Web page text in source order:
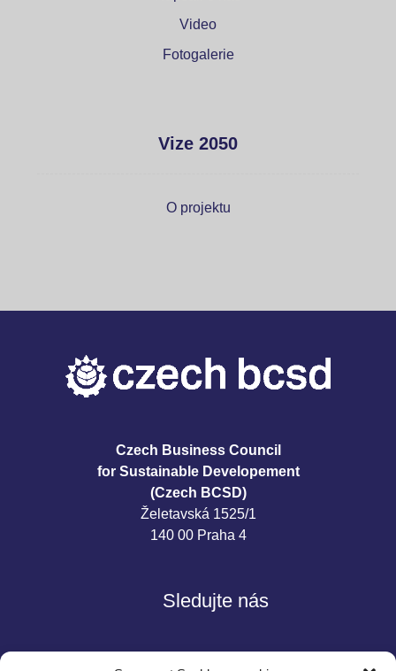
Video
Fotogalerie
Vize 2050
O projektu
Czech Business Council
for Sustainable Developement
(Czech BCSD)
Želetavská 1525/1
140 00 Praha 4
Sledujte nás